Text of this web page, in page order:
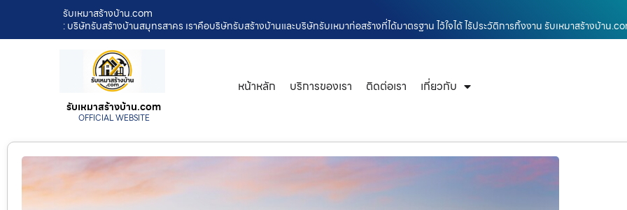
รับเหมาสร้างบ้าน.com
: บริษัทรับสร้างบ้านสมุทรสาคร เราคือบริษัทรับสร้างบ้านและบริษัทรับเหมาก่อสร้างที่ได้มาตรฐาน ไว้ใจได้ ไร้ประวัติการทิ้งงาน รับเหมาสร้างบ้าน
รับเหมาสร้างบ้าน.com
OFFICIAL WEBSITE
หน้าหลัก บริการของเรา ติดต่อเรา เกี่ยวกับ